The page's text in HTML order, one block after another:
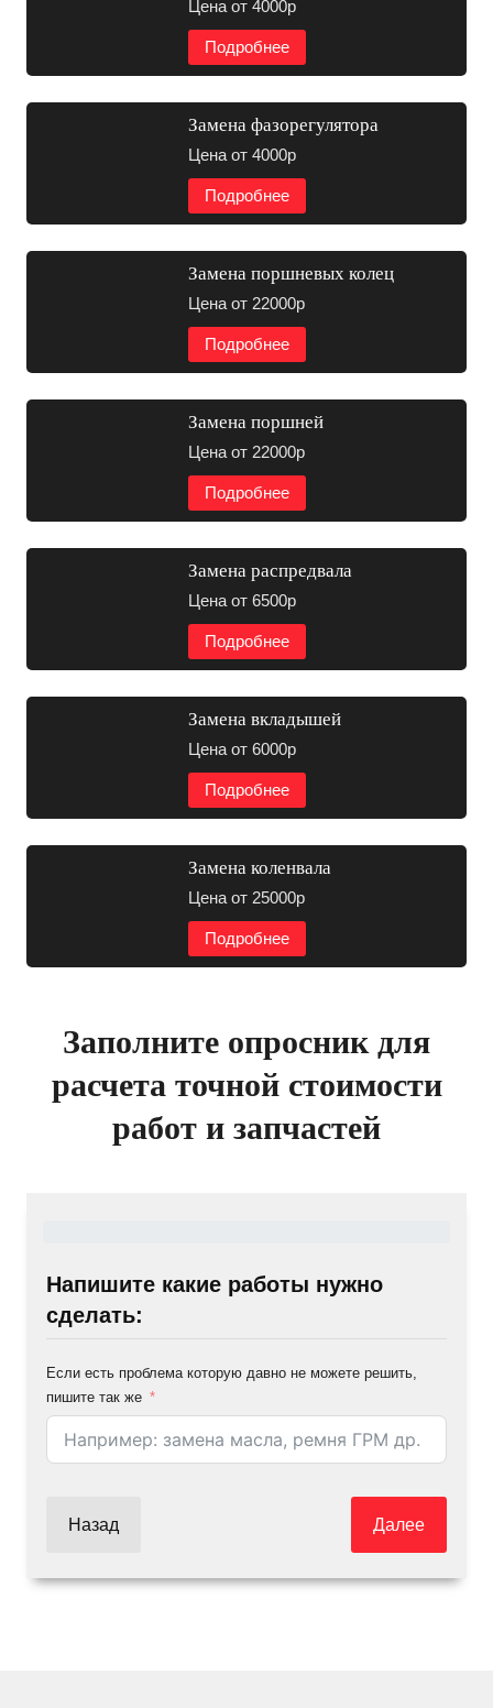
Цена от 4000р
Подробнее
Замена фазорегулятора
Цена от 4000р
Подробнее
Замена поршневых колец
Цена от 22000р
Подробнее
Замена поршней
Цена от 22000р
Подробнее
Замена распредвала
Цена от 6500р
Подробнее
Замена вкладышей
Цена от 6000р
Подробнее
Замена коленвала
Цена от 25000р
Подробнее
Заполните опросник для
расчета точной стоимости
работ и запчастей
Напишите какие работы нужно
сделать:
Если есть проблема которую давно не можете решить,
пишите так же
Назад Далее